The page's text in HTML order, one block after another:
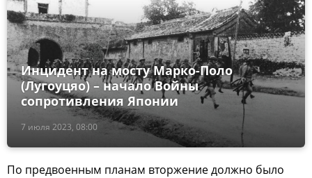
7 июля 2023, 08:00
Инцидент на мосту Марко-Поло
(Лугоуцяо) – начало Войны
сопротивления Японии
По предвоенным планам вторжение должно было